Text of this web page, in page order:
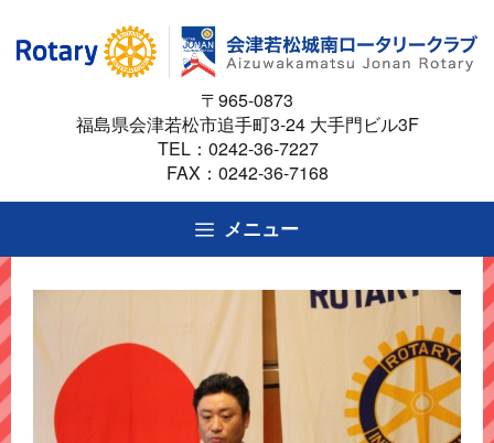
ス
ッ
プ
〒965-0873
福島県会津若松市追手町3-24 大手門ビル3F
TEL： 0242-36-7227
FAX：0242-36-7168
メニュー